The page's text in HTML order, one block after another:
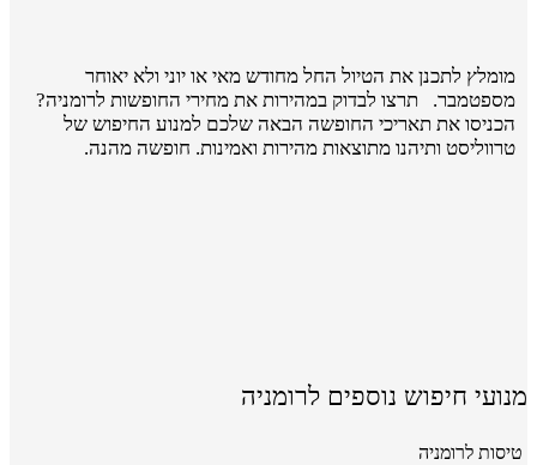
מומלץ לתכנן את הטיול החל מחודש מאי או יוני ולא יאוחר
מספטמבר. תרצו לבדוק במהירות את מחירי החופשות לרומניה?
הכניסו את תאריכי החופשה הבאה שלכם למנוע החיפוש של
טרווליסט ותיהנו מתוצאות מהירות ואמינות. חופשה מהנה.
מנועי חיפוש נוספים לרומניה
טיסות לרומניה